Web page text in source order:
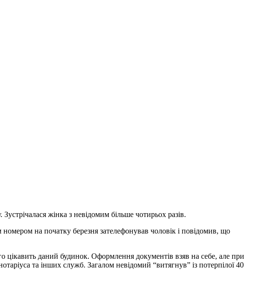
жінка з невідомим більше чотирьох разів.
на початку березня зателефонував чоловік і повідомив, що
цікавить даний будинок. Оформлення документів взяв на себе, але при
та інших служб. Загалом невідомий “витягнув” із потерпілої 40